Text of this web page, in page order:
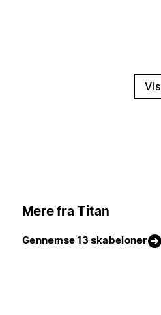
Vis
Mere fra Titan
Gennemse 13 skabeloner